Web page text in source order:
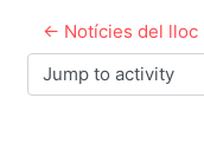
← Notícies del lloc
Jump to activity